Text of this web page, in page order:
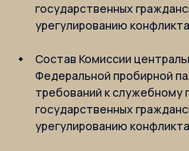
государственных
урегулированию
Состав Комиссии
Федеральной пробирной
требований к
государственных
урегулированию